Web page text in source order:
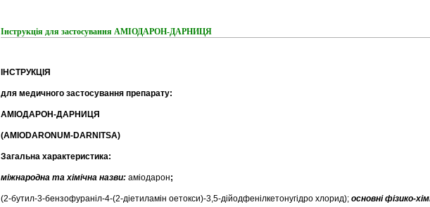
Інструкція для застосування АМІОДАРОН-ДАРНИЦЯ
ІНСТРУКЦІЯ
для медичного застосування препарату:
АМІОДАРОН-ДАРНИЦЯ
(AMIODARONUM-DARNITSA)
Загальна характеристика:
міжнародна та хімічна назви: аміодарон;
(2-бутил-3-бензофураніл-4-(2-діетиламін оетокси)-3,5-дійодфенілкетонугідро хлорид); основні фізико-